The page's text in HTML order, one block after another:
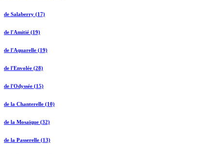
de Salaberry (17)
de l'Amitié (19)
de l'Aquarelle (19)
de l'Envolée (28)
de l'Odyssée (15)
de la Chanterelle (10)
de la Mosaïque (32)
de la Passerelle (13)